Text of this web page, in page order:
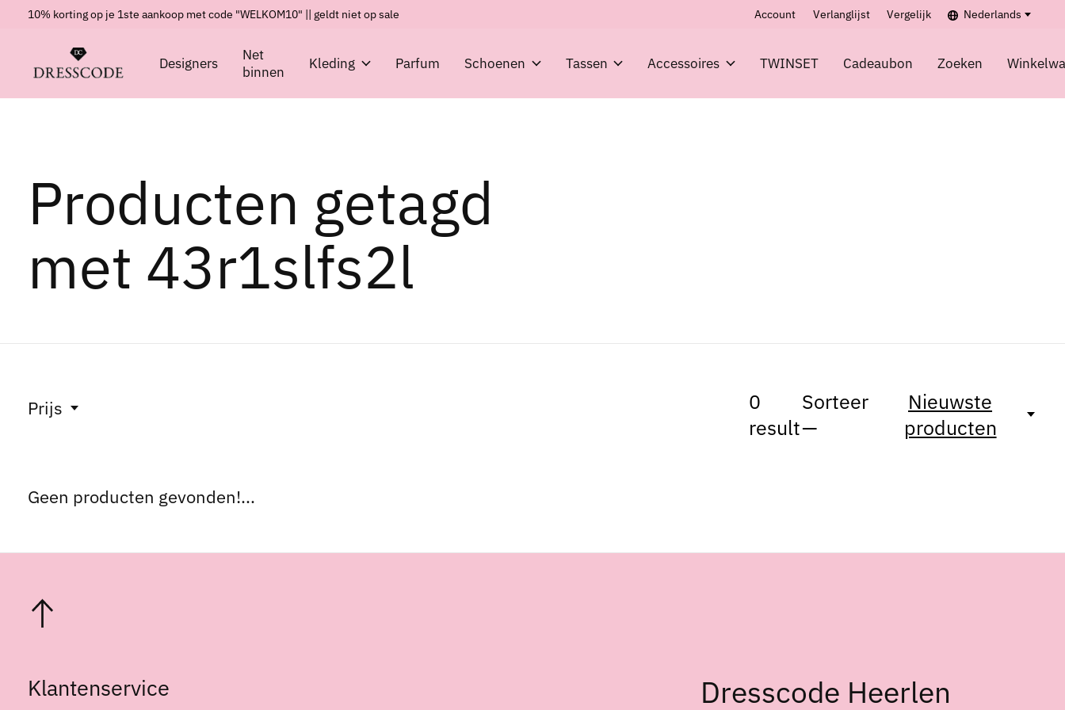
10% korting op je 1ste aankoop met code "WELKOM10" || geldt niet op sale Account Verlanglijst Vergelijk Nederlands
Designers
Net
binnen
Kleding Parfum Schoenen Tassen Accessoires TWINSET Cadeaubon Zoeken
Producten getagd
met 43r1slfs2l
Prijs
0
result
Sorteer
—
Nieuwste
producten
Geen producten gevonden!...
Klantenservice Dresscode Heerlen